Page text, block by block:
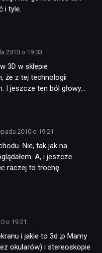
i tyle.
2010 o 19:03
3D w sklepie
że z tej technologii
I jeszcze ten ból głowy…
2010 o 19:21
Nie, tak jak na
A, i jeszcze
raczej to trochę
o 19:21
i jakie to 3d ;p Mamy
okularów) i stereoskopie